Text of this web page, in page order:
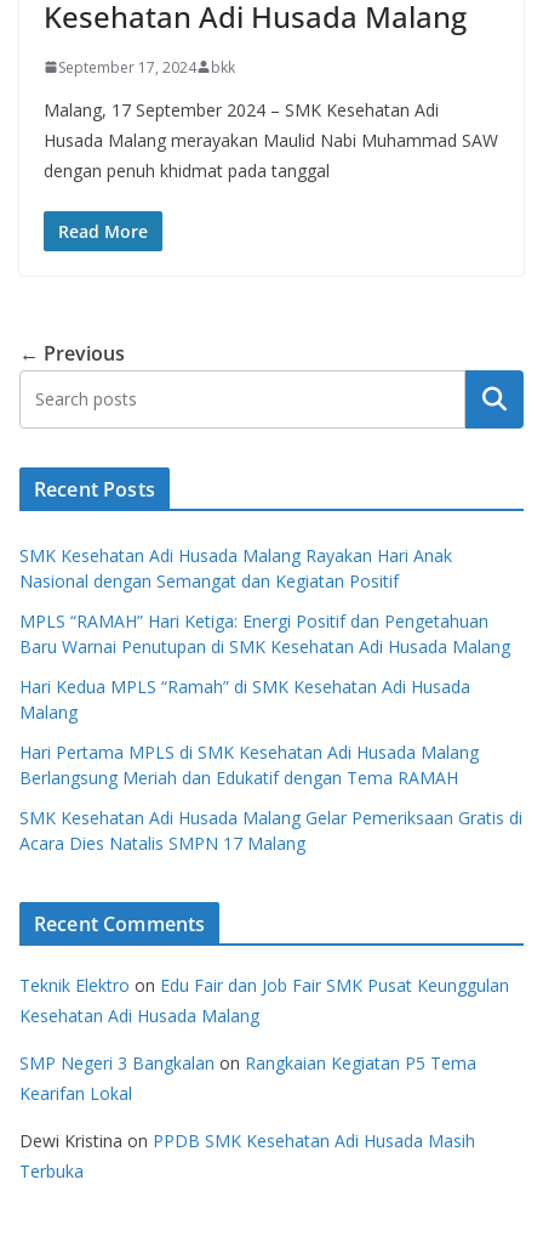
Kesehatan Adi Husada Malang
September 17, 2024 bkk
Malang, 17 September 2024 – SMK Kesehatan Adi
Husada Malang merayakan Maulid Nabi Muhammad SAW
dengan penuh khidmat pada tanggal
Read More
← Previous
Search
Recent Posts
SMK Kesehatan Adi Husada Malang Rayakan Hari Anak
Nasional dengan Semangat dan Kegiatan Positif
MPLS “RAMAH” Hari Ketiga: Energi Positif dan Pengetahuan
Baru Warnai Penutupan di SMK Kesehatan Adi Husada Malang
Hari Kedua MPLS “Ramah” di SMK Kesehatan Adi Husada
Malang
Hari Pertama MPLS di SMK Kesehatan Adi Husada Malang
Berlangsung Meriah dan Edukatif dengan Tema RAMAH
SMK Kesehatan Adi Husada Malang Gelar Pemeriksaan Gratis di
Acara Dies Natalis SMPN 17 Malang
Recent Comments
Teknik Elektro on Edu Fair dan Job Fair SMK Pusat Keunggulan
Kesehatan Adi Husada Malang
SMP Negeri 3 Bangkalan on Rangkaian Kegiatan P5 Tema
Kearifan Lokal
Dewi Kristina on PPDB SMK Kesehatan Adi Husada Masih
Terbuka